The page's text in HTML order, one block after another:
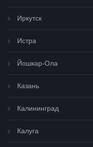
Иркутск
Истра
Йошкар-Ола
Казань
Калининград
Калуга